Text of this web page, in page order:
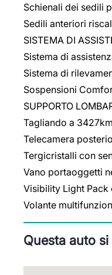
Schienali dei sedili
Sedili anteriori
SISTEMA DI
Sistema di
Sistema di
Sospensioni
SUPPORTO
Tagliando a
Telecamera
Tergicristalli con
Vano portaoggetti
Visibility Light
Volante
Questa auto